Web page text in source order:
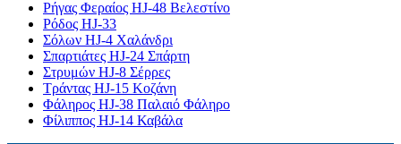
Ρήγας Φεραίος HJ-48 Βελεστίνο
Ρόδος HJ-33
Σόλων HJ-4 Χαλάνδρι
Σπαρτιάτες HJ-24 Σπάρτη
Στρυμών HJ-8 Σέρρες
Τράντας HJ-15 Κοζάνη
Φάληρος HJ-38 Παλαιό Φάληρο
Φίλιππος HJ-14 Καβάλα